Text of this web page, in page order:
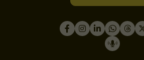
Instagram
LinkedInWhatsApp